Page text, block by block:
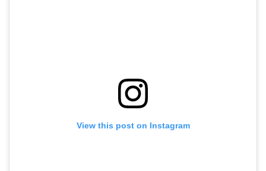
View this post on Instagram